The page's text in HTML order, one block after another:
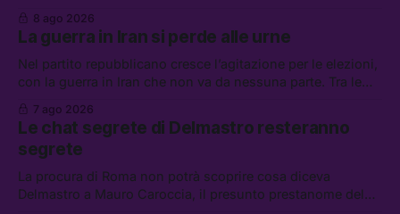
di difesa tra Arabia Saudita, Pakistan e Turchia, la crisi del
carburante irregolare, e un altro caso di IA ribelle
8 ago 2026
La guerra in Iran si perde alle urne
Nel partito repubblicano cresce l’agitazione per le elezioni,
con la guerra in Iran che non va da nessuna parte. Tra le
lavoro, Schlein prova a mettere in sicurezza la coalizione, e
che cos’è lo “Spiralismo,” la religione degli agenti IA
7 ago 2026
Le chat segrete di Delmastro resteranno
segrete
La procura di Roma non potrà scoprire cosa diceva
Delmastro a Mauro Caroccia, il presunto prestanome del